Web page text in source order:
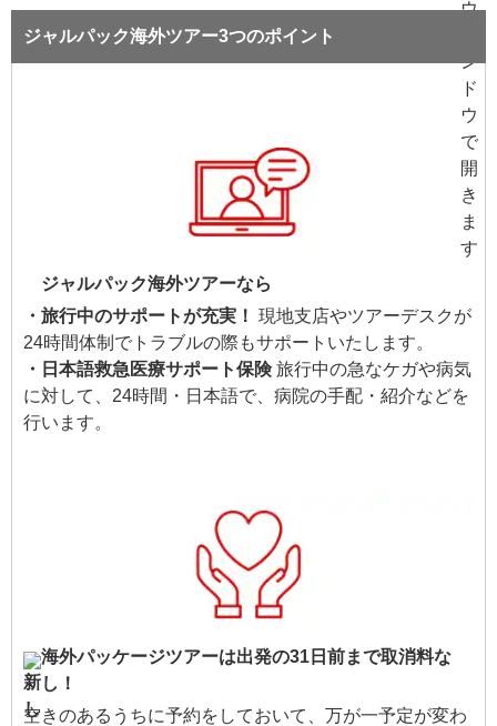
ジャルパック海外ツアー3つのポイント
ジャルパック海外ツアーなら
・旅行中のサポートが充実！ 現地支店やツアーデスクが
24時間体制でトラブルの際もサポートいたします。
・日本語救急医療サポート保険旅行中の急なケガや病気
に対して、24時間・日本語で、病院の手配・紹介などを
行います。
海外パッケージツアーは出発の31日前まで取消料な
し！
空きのあるうちに予約をしておいて、万が一予定が変わ